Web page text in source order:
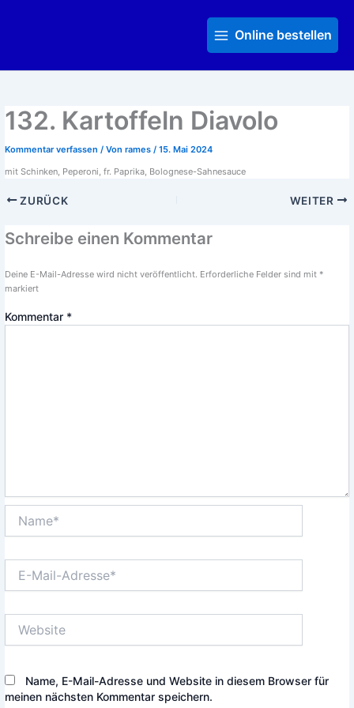
MenuOnline bestellen
132. Kartoffeln Diavolo
Kommentar verfassen / Von rames / 15. Mai 2024
mit Schinken, Peperoni, fr. Paprika, Bolognese-Sahnesauce
ZURÜCK WEITER
Schreibe einen Kommentar
Deine E-Mail-Adresse wird nicht veröffentlicht. Erforderliche Felder sind mit *
markiert
Kommentar *
Mail-
Name, E-Mail-Adresse und Website in diesem Browser für
meinen nächsten Kommentar speichern.